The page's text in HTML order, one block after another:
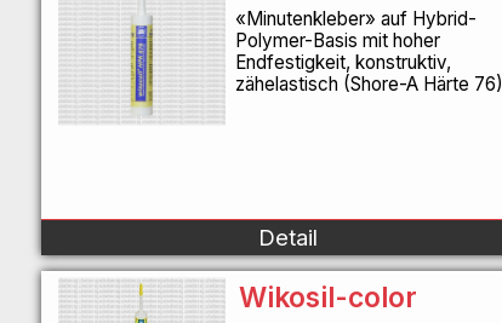
«Minutenkleber» auf Hybrid-
Polymer-Basis mit hoher
Endfestigkeit, konstruktiv,
zähelastisch (Shore-A Härte 76)
Detail
Wikosil-color